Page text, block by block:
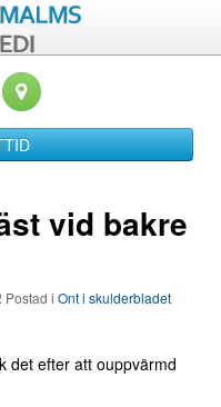
vid bakre
Postad i Ont i skulderbladet
det efter att ouppvärmd